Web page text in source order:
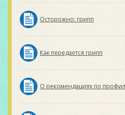
Осторожно: грипп
Как передается грипп
О рекомендациях по